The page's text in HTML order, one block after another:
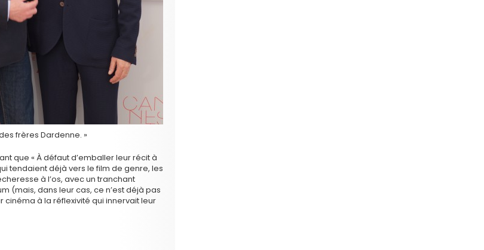
frères Dardenne. »
que « À défaut d’emballer leur récit à
tendaient déjà vers le film de genre, les
à l’os, avec un tranchant
(mais, dans leur cas, ce n’est déjà pas
cinéma à la réflexivité qui innervait leur